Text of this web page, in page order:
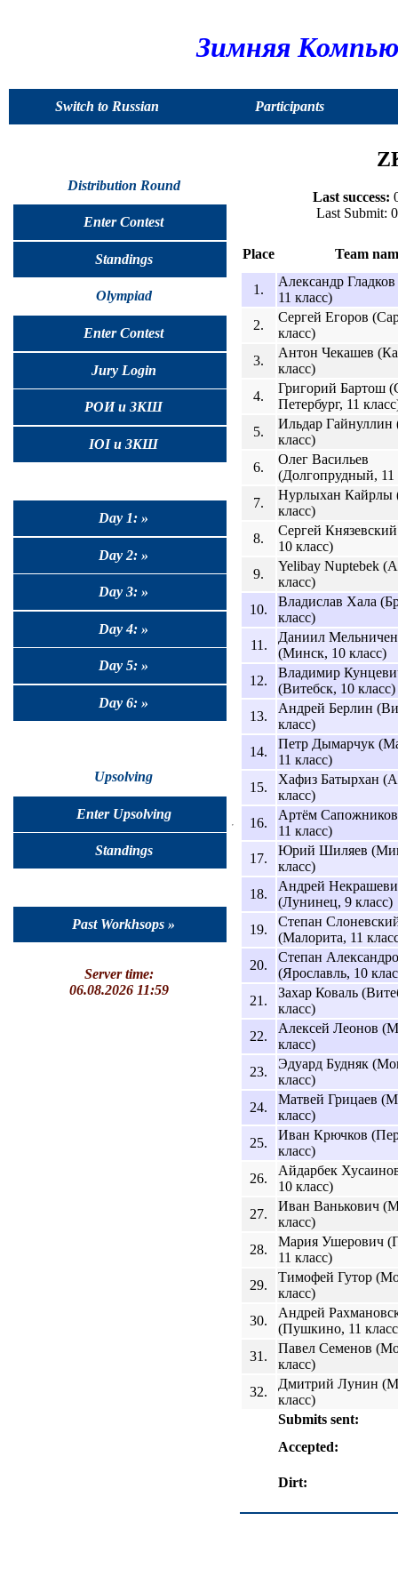
Зимняя
Switch to Russian Participants
Distribution Round
Enter Contest
Standings
Olympiad
Enter Contest
Jury Login
РОИ и ЗКШ
IOI и ЗКШ
Day 1: »
Day 2: »
Day 3: »
Day 4: »
Day 5: »
Day 6: »
Upsolving
Enter Upsolving
Standings
Past Workhsops »
Server time:
06.08.2026 11:59
Last success:
Last Submit:
Place Team
1.
Александр
11 класс)
2.
Сергей Егоров
класс)
3.
Антон Чекашев
класс)
4.
Григорий Бартош
Петербург, 11
5.
Ильдар Гайнуллин
класс)
6.
Олег Васильев
(Долгопрудный, 11
7.
Нурлыхан Кайрлы
класс)
8.
Сергей
10 класс)
9.
Yelibay Nuptebek
класс)
10.
Владислав Хала
класс)
11.
Даниил
(Минск, 10 класс)
12.
Владимир
(Витебск, 10 класс)
13.
Андрей Берлин
класс)
14.
Петр Дымарчук
11 класс)
15.
Хафиз Батырхан
класс)
16.
Артём
11 класс)
17.
Юрий Шиляев
класс)
18.
Андрей
(Лунинец, 9 класс)
19.
Степан
(Малорита, 11
20.
Степан
(Ярославль, 10
21.
Захар Коваль
класс)
22.
Алексей Леонов
класс)
23.
Эдуард Будняк
класс)
24.
Матвей Грицаев
класс)
25.
Иван Крючков
класс)
26.
Айдарбек
10 класс)
27.
Иван Ванькович
класс)
28.
Мария Ушерович
11 класс)
29.
Тимофей Гутор
класс)
30.
Андрей
(Пушкино, 11
31.
Павел Семенов
класс)
32.
Дмитрий Лунин
класс)
Submits sent:
Accepted:
Dirt: